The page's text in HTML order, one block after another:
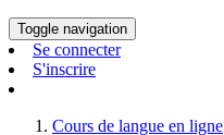
Toggle navigation
Se connecter
S'inscrire
Cours de langue en ligne